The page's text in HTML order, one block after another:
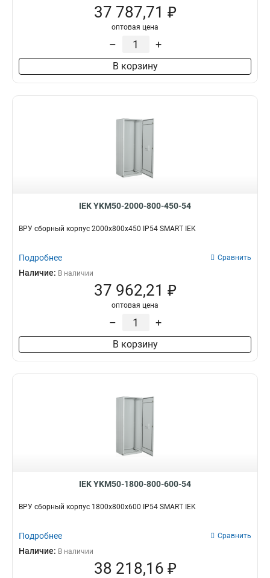
37 787,71 ₽
оптовая цена
– +
В корзину
IEK YKM50-2000-800-450-54
ВРУ сборный корпус 2000х800х450 IP54 SMART IEK
Подробнее Сравнить
Наличие: В наличии
37 962,21 ₽
оптовая цена
– +
В корзину
IEK YKM50-1800-800-600-54
ВРУ сборный корпус 1800х800х600 IP54 SMART IEK
Подробнее Сравнить
Наличие: В наличии
38 218,16 ₽